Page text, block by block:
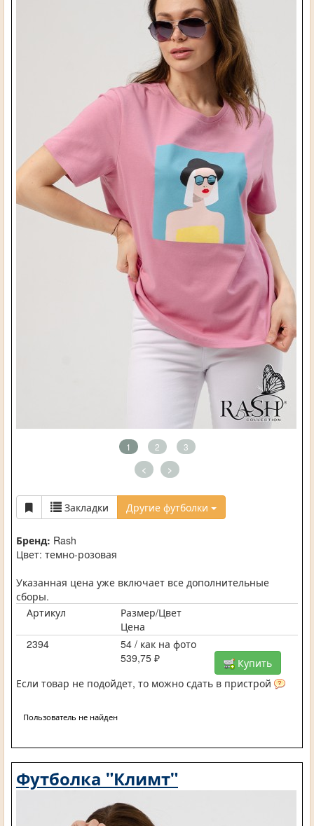
1 2 3
< >
Закладки Другие футболки
Бренд: Rash
Цвет: темно-розовая
Указанная цена уже включает все дополнительные
сборы.
Артикул
Размер/Цвет
Цена
2394
54 / как на фото
539,75 ₽
Купить
Если товар не подойдет, то можно сдать в пристрой
Пользователь не найден
Футболка "Климт"